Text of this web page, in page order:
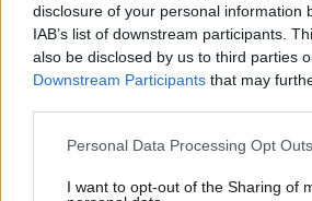
disclosure of your personal information
IAB’s list of downstream participants.
also be disclosed by us to third parties
Downstream Participants that may
Please note that this website/app uses
not limited to your visit or usage
Personal Data Processing Opt Outs
I want to opt-out of the Sharing of
«Τουρισμός για Όλους 2026-
υποβάλλουν σήμερα αίτηση